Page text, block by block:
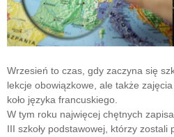
Wrzesień to czas, gdy zaczyna się
lekcje obowiązkowe, ale także
koło języka francuskiego.
W tym roku najwięcej chętnych
III szkoły podstawowej, którzy zostali